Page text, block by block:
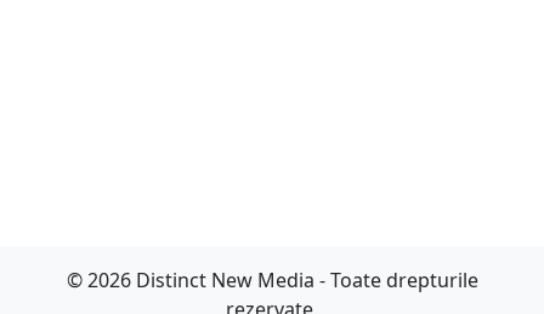
© 2026 Distinct New Media - Toate drepturile